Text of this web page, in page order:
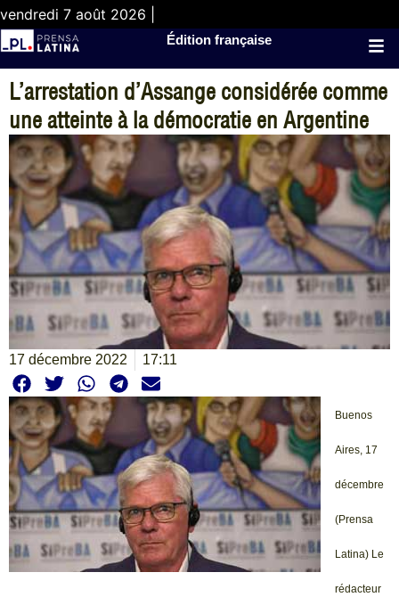
vendredi 7 août 2026 |
Édition française
L’arrestation d’Assange considérée comme
une atteinte à la démocratie en Argentine
17 décembre 2022 17:11
Buenos
Aires, 17
décembre
(Prensa
Latina) Le
rédacteur